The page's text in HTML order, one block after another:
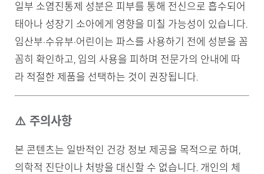
일부 소염진통제 성분은 피부를 통해 전신으로 흡수되어
태아나 성장기 소아에게 영향을 미칠 가능성이 있습니다.
임산부·수유부·어린이는 파스를 사용하기 전에 성분을 꼼
꼼히 확인하고, 임의 사용을 피하며 전문가의 안내에 따
라 적절한 제품을 선택하는 것이 권장됩니다.
⚠️ 주의사항
본 콘텐츠는 일반적인 건강 정보 제공을 목적으로 하며,
의학적 진단이나 처방을 대신할 수 없습니다. 개인의 체